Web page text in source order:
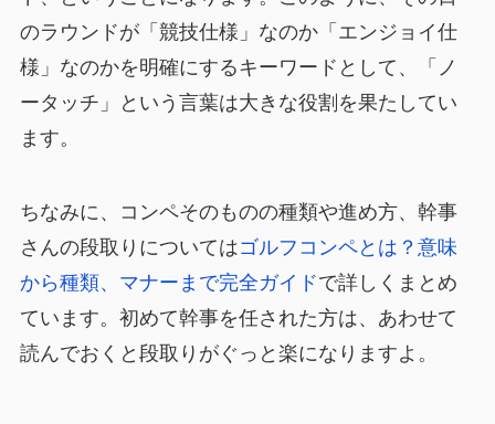
のラウンドが「競技仕様」なのか「エンジョイ仕
様」なのかを明確にするキーワードとして、「ノ
ータッチ」という言葉は大きな役割を果たしてい
ます。
ちなみに、コンペそのものの種類や進め方、幹事
さんの段取りについてはゴルフコンペとは？意味
から種類、マナーまで完全ガイドで詳しくまとめ
ています。初めて幹事を任された方は、あわせて
読んでおくと段取りがぐっと楽になりますよ。